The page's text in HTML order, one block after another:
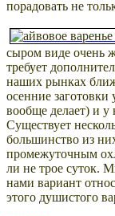
порадовать не
сыром виде очень
требует
наших рынках
осенние
вообще делает) и у
Существует
большинство из
промежуточным
ли не трое суток.
нами вариант
этого душистого